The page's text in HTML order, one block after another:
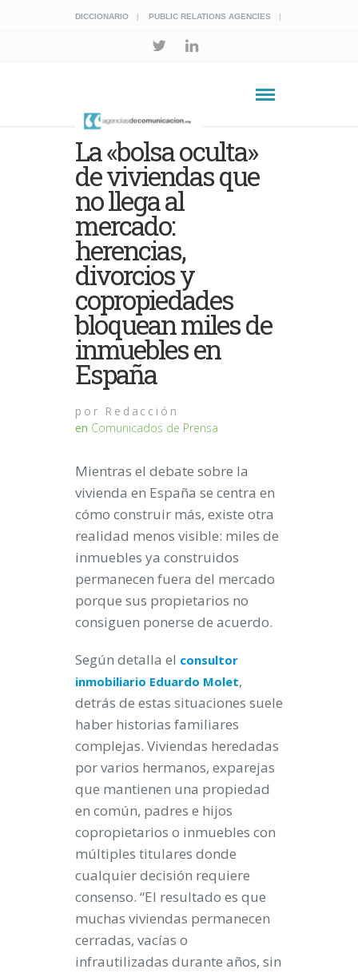
DICCIONARIO PUBLIC RELATIONS AGENCIES
La «bolsa oculta»
de viviendas que
no llega al
mercado:
herencias,
divorcios y
copropiedades
bloquean miles de
inmuebles en
España
por Redacción
en Comunicados de Prensa
Mientras el debate sobre la
vivienda en España se centra en
cómo construir más, existe otra
realidad menos visible: miles de
inmuebles ya construidos
permanecen fuera del mercado
porque sus propietarios no
consiguen ponerse de acuerdo.
Según detalla el consultor
inmobiliario Eduardo Molet,
detrás de estas situaciones suele
haber historias familiares
complejas. Viviendas heredadas
por varios hermanos, exparejas
que mantienen una propiedad
en común, padres e hijos
copropietarios o inmuebles con
múltiples titulares donde
cualquier decisión requiere
consenso. “El resultado es que
muchas viviendas permanecen
cerradas, vacías o
infrautilizadas durante años, sin